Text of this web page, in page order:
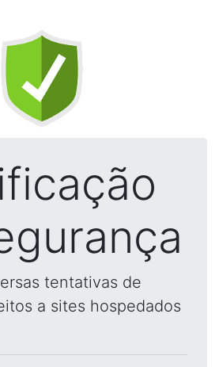
tentativas de
a sites hospedados